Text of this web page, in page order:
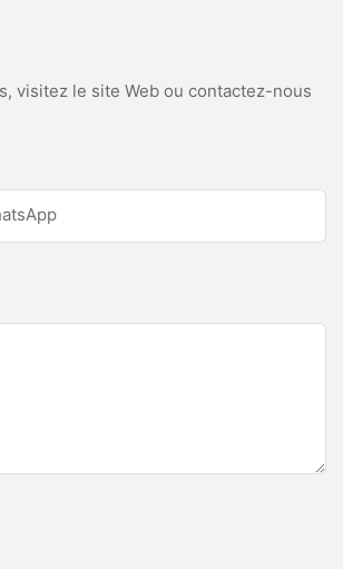
visitez le site Web ou contactez-nous